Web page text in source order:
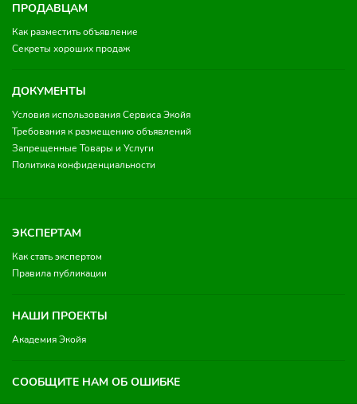
ПРОДАВЦАМ
Как разместить объявление
Секреты хороших продаж
ДОКУМЕНТЫ
Условия использования Сервиса Экойя
Требования к размещению объявлений
Запрещенные Товары и Услуги
Политика конфиденциальности
ЭКСПЕРТАМ
Как стать экспертом
Правила публикации
НАШИ ПРОЕКТЫ
Академия Экойя
СООБЩИТЕ НАМ ОБ ОШИБКЕ